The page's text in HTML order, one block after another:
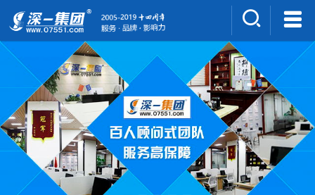
集团介绍
人才招聘
案例展示
新闻中心
深一风采